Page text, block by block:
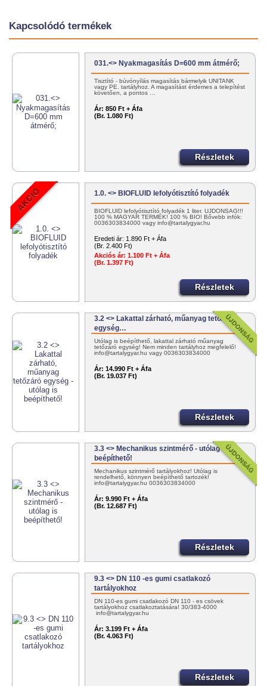
Kapcsolódó termékek
031.<> Nyakmagasítás D=600 mm átmérő;
Tisztító - búvónyílás magasítás bármelyik UNITANK
vagy PE. tartályhoz. A magasítást érdemes a telepítést
követően, a pontos …
Ár: 850 Ft + Áfa
(Br. 1.080 Ft)
Részletek
1.0. <> BIOFLUID lefolyótisztító folyadék
BIOFLUID lefolyótisztító folyadék 1 liter. ÚJDONSÁG!!!
100 % MAGYAR TERMÉK! 100 % BIO! Bővebb infók:
0036303834000 vagy info@tartalygyar.hu
Eredeti ár: 1.890 Ft + Áfa
(Br. 2.400 Ft)
Akciós ár: 1.100 Ft + Áfa
(Br. 1.397 Ft)
Részletek
3.2 <> Lakattal zárható, műanyag tetőzáró
egység…
Utólag is beépíthető, lakattal zárható műanyag
tetőzáró egység! Nem minden tartályhoz megfelelő!
info@tartalygyar.hu vagy 0036303834000
Ár: 14.990 Ft + Áfa
(Br. 19.037 Ft)
Részletek
3.3 <> Mechanikus szintmérő - utólag is
beépíthető!
Mechanikus szintmérő tartályokhoz! Utólag is
rendelhető, könnyen beépíthető tartozék!
info@tartalygyar.hu 0036303834000
Ár: 9.990 Ft + Áfa
(Br. 12.687 Ft)
Részletek
9.3 <> DN 110 -es gumi csatlakozó
tartályokhoz
DN 110-es gumi csatlakozó DN 110 - es csövek
tartályokhoz csatlakoztatására! 30/383-4000
info@tartalygyar.hu
Ár: 3.199 Ft + Áfa
(Br. 4.063 Ft)
Részletek